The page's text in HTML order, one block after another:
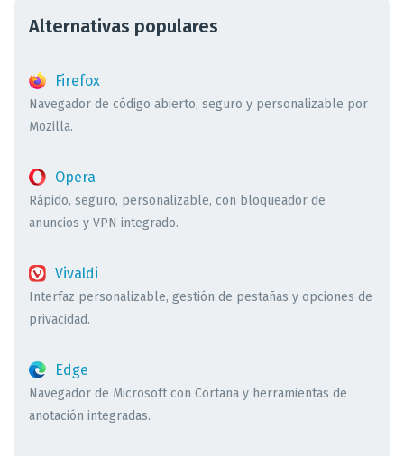
Alternativas populares
Firefox
Navegador de código abierto, seguro y personalizable por
Mozilla.
Opera
Rápido, seguro, personalizable, con bloqueador de
anuncios y VPN integrado.
Vivaldi
Interfaz personalizable, gestión de pestañas y opciones de
privacidad.
Edge
Navegador de Microsoft con Cortana y herramientas de
anotación integradas.